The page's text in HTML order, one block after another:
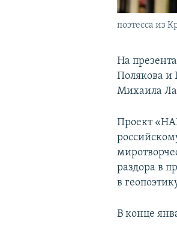
поэтесса из
На
Полякова и
Михаила
Проект
раздора в
в
В конце